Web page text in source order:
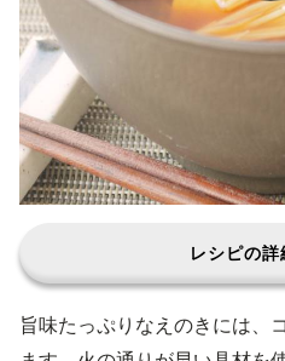
レシピの詳
旨味たっぷりなえのきには、